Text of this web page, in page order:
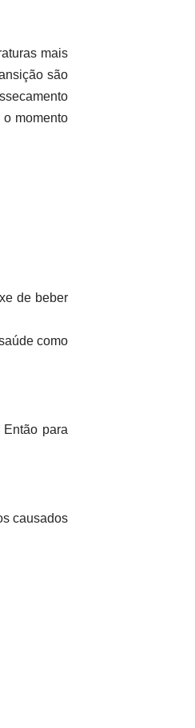
mais
são
momento
de beber
como
para
causados